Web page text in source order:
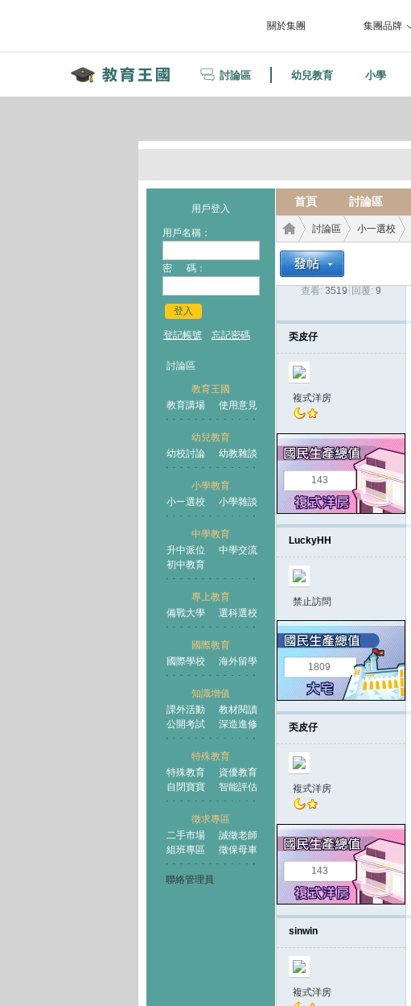
關於集團 集團品牌
討論區 幼兒教育 小學
用戶登入
用戶名稱：
密 碼：
登入
登記帳號 忘記密碼
討論區
教育王國
教育講場
使用意見
幼兒教育
幼校討論
幼教雜談
小學教育
小一選校
小學雜談
中學教育
升中派位
中學交流
初中教育
專上教育
備戰大學
選科選校
國際教育
國際學校
海外留學
知識增值
課外活動
教材閱讀
公開考試
深造進修
特殊教育
特殊教育
資優教育
自閉寶寶
智能評估
徵求專區
二手市場
誠徵老師
組班專區
徵保母車
聯絡管理員
首頁 討論區
王國
討論區
›
小一選校
查看: 3519 回覆: 9
奀皮仔
複式洋房
143
LuckyHH
禁止訪問
1809
奀皮仔
複式洋房
143
sinwin
複式洋房